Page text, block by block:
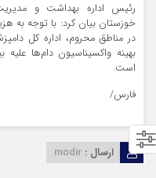
رئیس اداره بهداشت و
خوزستان بیان کرد: با توجه به
در مناطق محروم، اداره کل
بهینه واکسیناسیون دام‌‌ها
است.
فارس/
ارسال : modir